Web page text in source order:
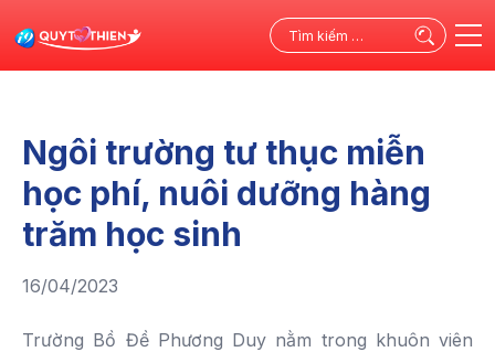
kiếm
Ngôi trường tư thục miễn
học phí, nuôi dưỡng hàng
trăm học sinh
16/04/2023
Trường Bồ Đề Phương Duy nằm trong khuôn viên